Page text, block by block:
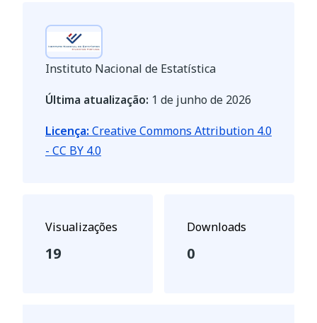
Instituto Nacional de Estatística
Última atualização: 1 de junho de 2026
Licença: Creative Commons Attribution 4.0
- CC BY 4.0
Visualizações
19
Downloads
0